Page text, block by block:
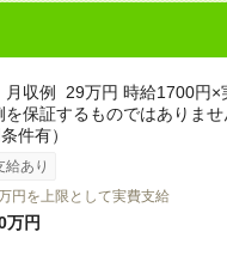
収例 29万円 時給1700円×
保証するものではありま
件有）
給あり
円を上限として実費支給
万円